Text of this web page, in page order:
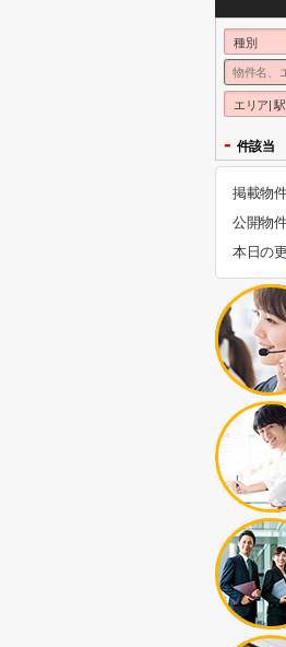
種別
エリア| 駅
- 件該当
掲載物
公開物
本日の